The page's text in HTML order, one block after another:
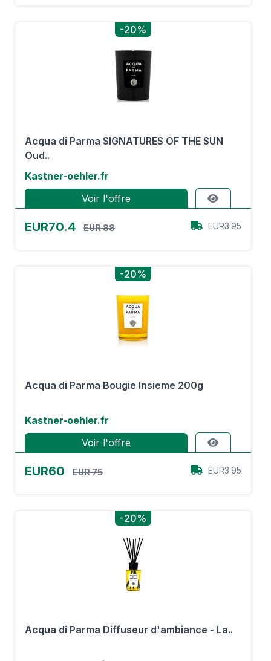
-20%
Acqua di Parma SIGNATURES OF THE SUN
Oud..
Kastner-oehler.fr
Voir l'offre
EUR70.4 EUR 88 EUR3.95
-20%
Acqua di Parma Bougie Insieme 200g
Kastner-oehler.fr
Voir l'offre
EUR60 EUR 75 EUR3.95
-20%
Acqua di Parma Diffuseur d'ambiance - La..